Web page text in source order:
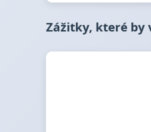
Zážitky, které by